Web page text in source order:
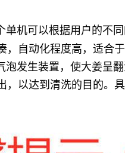
机可以根据用户的不同
，自动化程度高，适合
发生装置，使大姜呈翻
，以达到清洗的目的。